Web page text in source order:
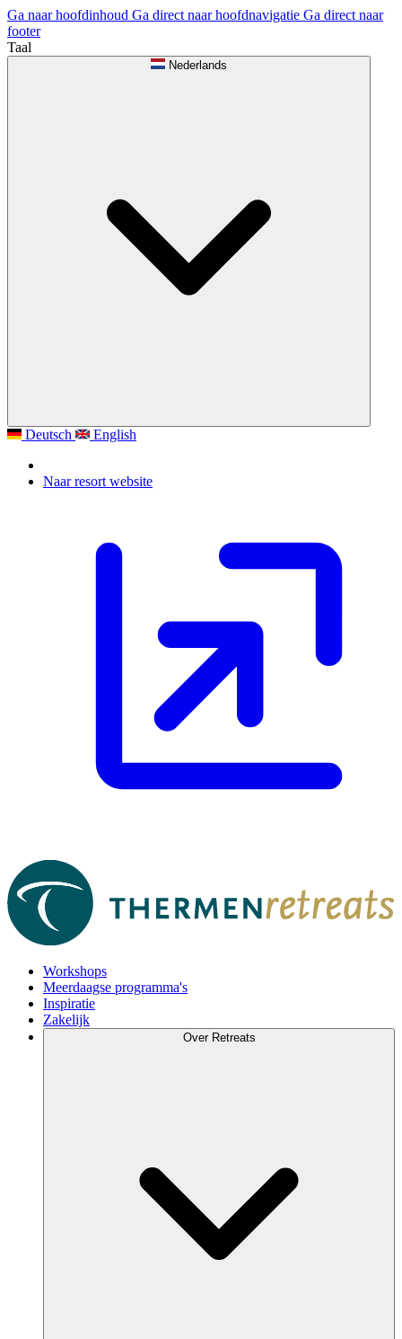
Ga naar hoofdinhoud Ga direct naar hoofdnavigatie Ga direct naar
footer
Taal
Nederlands
Deutsch English
Naar resort website
Workshops
Meerdaagse programma's
Inspiratie
Zakelijk
Over Retreats